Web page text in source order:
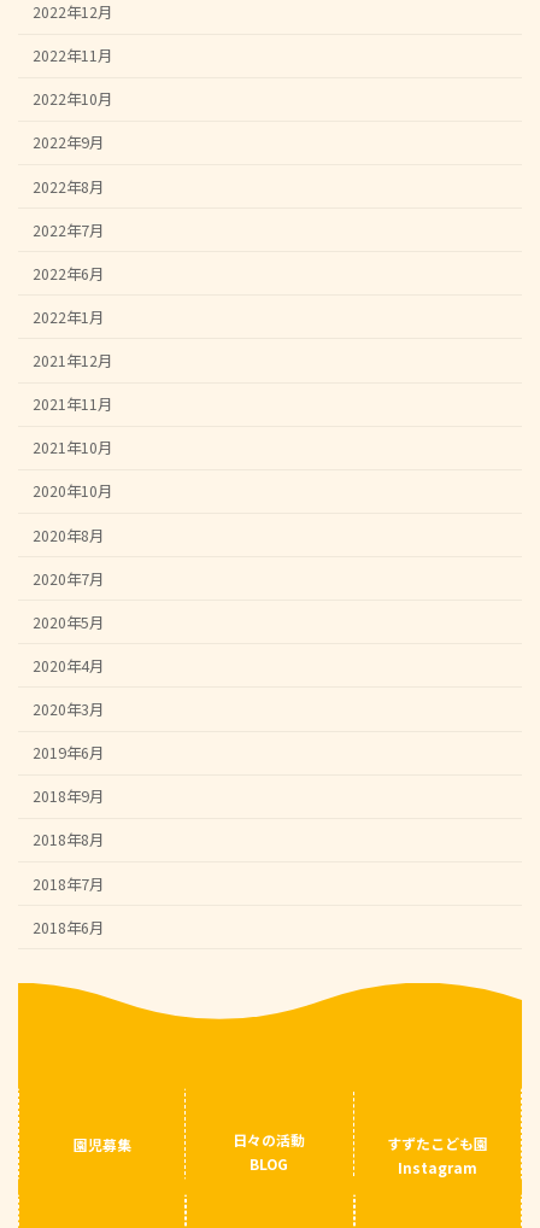
2022年12月
2022年11月
2022年10月
2022年9月
2022年8月
2022年7月
2022年6月
2022年1月
2021年12月
2021年11月
2021年10月
2020年10月
2020年8月
2020年7月
2020年5月
2020年4月
2020年3月
2019年6月
2018年9月
2018年8月
2018年7月
2018年6月
園児募集
日々の活動
BLOG
すずたこども園
Instagram